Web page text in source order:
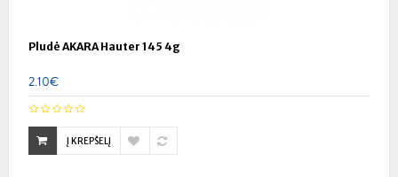
Pludė AKARA Hauter 145 4g
2.10€
Į KREPŠELĮ